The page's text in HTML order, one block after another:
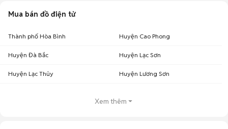
Mua bán đồ điện tử
Thành phố Hòa Bình Huyện Cao Phong
Huyện Đà Bắc Huyện Lạc Sơn
Huyện Lạc Thủy Huyện Lương Sơn
Xem thêm